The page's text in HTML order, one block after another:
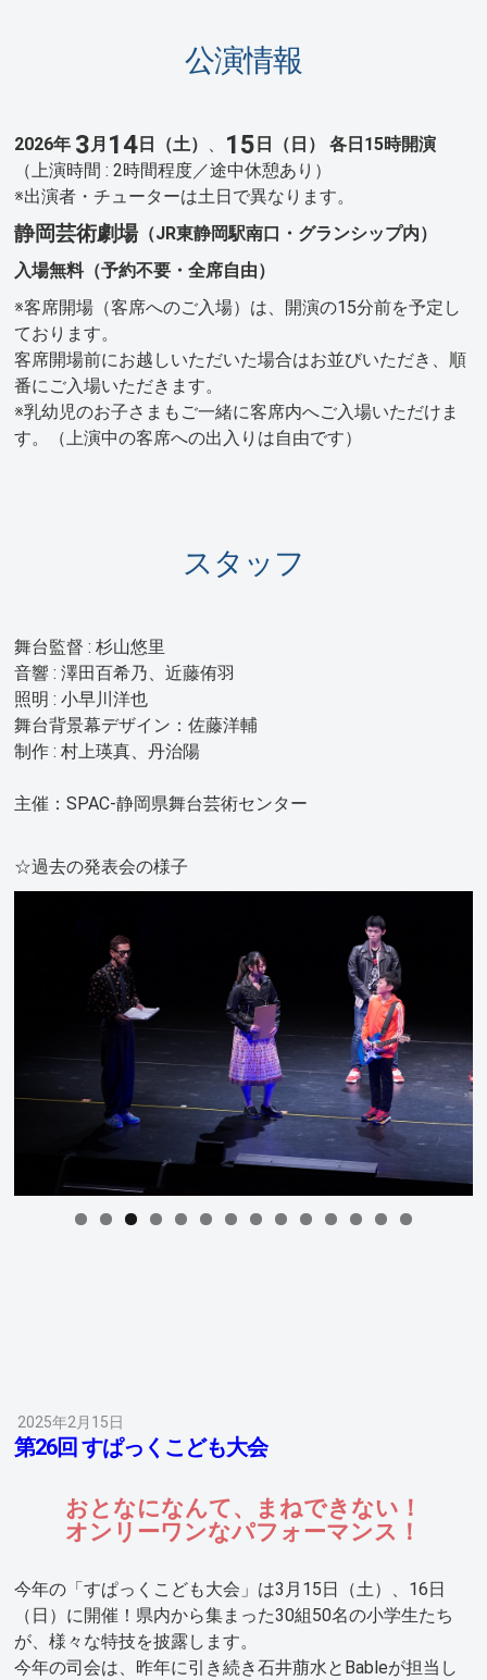
公演情報
2026年 3月 14日（土） 、 15 日（日）
各日15時開演
（上演時間 : 2時間程度／途中休憩あり）
※出演者・チューターは土日で異なります。
静岡芸術劇場（JR東静岡駅南口・グランシップ内）
入場無料（予約不要・全席自由）
※客席開場（客席へのご入場）は、開演の15分前を予定し
ております。
客席開場前にお越しいただいた場合はお並びいただき、順
番にご入場いただきます。
※乳幼児のお子さまもご一緒に客席内へご入場いただけま
す。（上演中の客席への出入りは自由です）
スタッフ
舞台監督 : 杉山悠里
音響 : 澤田百希乃、近藤侑羽
照明 : 小早川洋也
舞台背景幕デザイン：佐藤洋輔
制作 : 村上瑛真、丹治陽
主催：SPAC-静岡県舞台芸術センター
☆過去の発表会の様子
2025年2月15日
第26回 すぱっくこども大会
おとなになんて、まねできない！
オンリーワンなパフォーマンス！
今年の「すぱっくこども大会」は3月15日（土）、16日
（日）に開催！県内から集まった30組50名の小学生たち
が、様々な特技を披露します。
今年の司会は、昨年に引き続き石井萠水とBableが担当し